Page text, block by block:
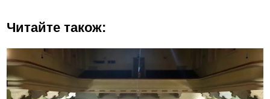
Читайте також: